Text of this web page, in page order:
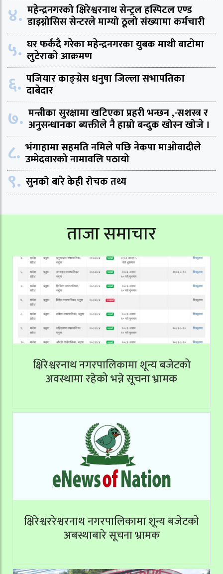
४. महेन्द्रनगरको क्षिरेश्वरनाथ सेन्ट्रल हस्पिटल एण्ड
डाइग्नोसिस सेन्टरले माग्यो ठूलो संख्यामा कर्मचारी
५. घर फर्कदै गरेका महेन्द्रनगरका युबक माथी बाटोमा
लुटेराको आक्रमण
६. पजियार काङ्ग्रेस धनुषा जिल्ला सभापतिका
दाबेदार
७. मन्त्रीका सुरक्षामा खटिएका प्रहरी भन्छन ,-सशस्त्र र
अनुसन्धानका ब्यक्तीले नै हाम्रो बन्दुक खोस्न खोजे ।
८. भंगाहामा सहमति नमिले पछि नेकपा माओवादीले
उम्मेदवारको नामावलि पठायो
९. सुनको बारे केही रोचक तथ्य
ताजा समाचार
क्षिरेश्वरनाथ नगरपालिकामा शून्य बजेटको
अवस्थामा रहेको भन्ने सूचना भ्रामक
क्षिरेश्वररेश्वरनाथ नगरपालिकामा शून्य बजेटको
अबस्थाबारे सूचना भ्रामक